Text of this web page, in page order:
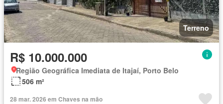
Terreno
R$ 10.000.000
Região Geográfica Imediata de Itajaí, Porto Belo
506 m²
28 mar. 2026 em Chaves na mão